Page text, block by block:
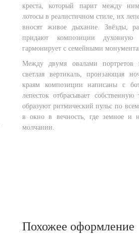
креста, который парит между
лотосы в реалистичном стиле, их
вносят живое дыхание. Звёзды,
придают композиции духовную
гармонирует с семейными
Между двумя овалами
светлая вертикаль, пронзающая
краям композиции написаны с
лепесток отбрасывает
образуют ритмический пульс по
в окно в вечность, где земное и
молчании.
Похожее оформление